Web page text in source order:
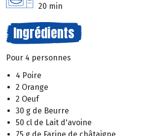
20 min
Ingrédients
Pour 4 personnes
4 Poire
2 Orange
2 Oeuf
30 g de Beurre
50 cl de Lait d'avoine